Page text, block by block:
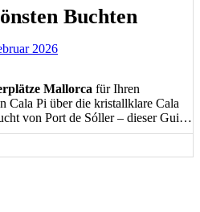
Buchten
2026
Mallorca für Ihren
Cala Pi über die kristallklare Cala
von Port de Sóller – dieser Guide
Ankerbuchtender Insel.
Schutz und Infrastruktur finden